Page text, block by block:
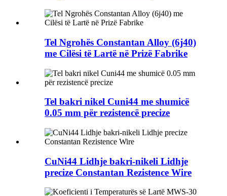
Tel Ngrohës Constantan Alloy (6j40)
me Cilësi të Lartë në Prizë Fabrike
Tel bakri nikel Cuni44 me shumicë
0.05 mm për rezistencë precize
CuNi44 Lidhje bakri-nikeli Lidhje
precize Constantan Rezistence Wire